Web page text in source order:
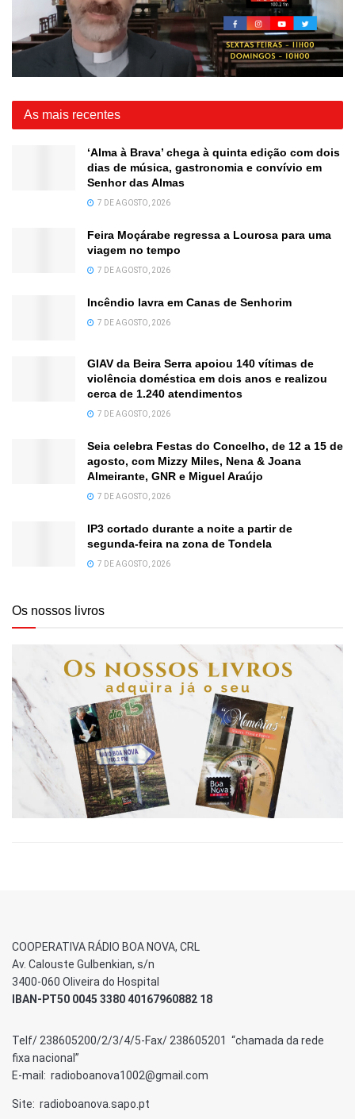
As mais recentes
‘Alma à Brava’ chega à quinta edição com dois
dias de música, gastronomia e convívio em
Senhor das Almas
7 DE AGOSTO, 2026
Feira Moçárabe regressa a Lourosa para uma
viagem no tempo
7 DE AGOSTO, 2026
Incêndio lavra em Canas de Senhorim
7 DE AGOSTO, 2026
GIAV da Beira Serra apoiou 140 vítimas de
violência doméstica em dois anos e realizou
cerca de 1.240 atendimentos
7 DE AGOSTO, 2026
Seia celebra Festas do Concelho, de 12 a 15 de
agosto, com Mizzy Miles, Nena & Joana
Almeirante, GNR e Miguel Araújo
7 DE AGOSTO, 2026
IP3 cortado durante a noite a partir de
segunda-feira na zona de Tondela
7 DE AGOSTO, 2026
Os nossos livros
COOPERATIVA RÁDIO BOA NOVA, CRL
Av. Calouste Gulbenkian, s/n
3400-060 Oliveira do Hospital
IBAN-PT50 0045 3380 40167960882 18
Telf/ 238605200/2/3/4/5-Fax/ 238605201 “chamada da rede
fixa nacional”
E-mail: radioboanova1002@gmail.com
Site: radioboanova.sapo.pt